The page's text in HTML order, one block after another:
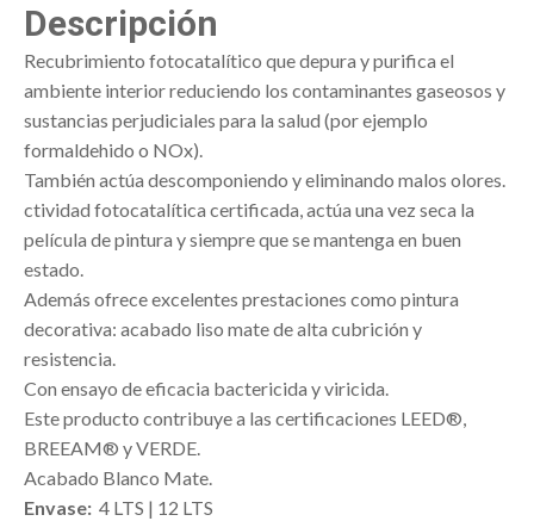
Descripción
Recubrimiento fotocatalítico que depura y purifica el
ambiente interior reduciendo los contaminantes gaseosos y
sustancias perjudiciales para la salud (por ejemplo
formaldehido o NOx).
También actúa descomponiendo y eliminando malos olores.
ctividad fotocatalítica certificada, actúa una vez seca la
película de pintura y siempre que se mantenga en buen
estado.
Además ofrece excelentes prestaciones como pintura
decorativa: acabado liso mate de alta cubrición y
resistencia.
Con ensayo de eficacia bactericida y viricida.
Este producto contribuye a las certificaciones LEED®,
BREEAM® y VERDE.
Acabado Blanco Mate.
Envase: 4 LTS | 12 LTS